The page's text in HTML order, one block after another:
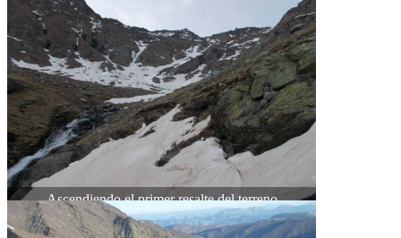
Ascendiendo el primer resalte del terreno